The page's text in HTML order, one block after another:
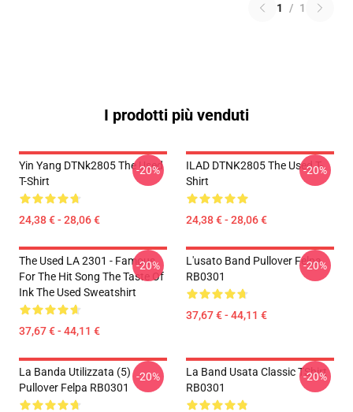
1 / 1
I prodotti più venduti
Yin Yang DTNk2805 The Used
T-Shirt
24,38 € - 28,06 €
-20%
ILAD DTNK2805 The Used T-
Shirt
24,38 € - 28,06 €
-20%
The Used LA 2301 - Famous
For The Hit Song The Taste Of
Ink The Used Sweatshirt
37,67 € - 44,11 €
-20%
L'usato Band Pullover Felpa
RB0301
37,67 € - 44,11 €
-20%
La Banda Utilizzata (5)
Pullover Felpa RB0301
-20%
La Band Usata Classic TShirt
RB0301
-20%